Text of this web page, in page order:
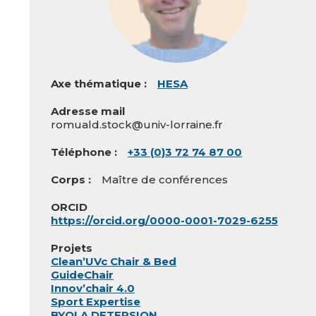
Axe thématique HESA
Adresse mail
romuald.stock@univ-lorraine.fr
Téléphone +33 (0)3 72 74 87 00
Corps Maître de conférences
ORCID
https://orcid.org/0000-0001-7029-6255
Projets
Clean’UVc Chair & Bed
GuideChair
Innov’chair 4.0
Sport Expertise